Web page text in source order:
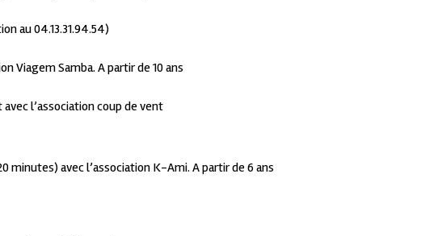
au 04.13.31.94.54)
Viagem Samba. A partir de 10 ans
l’association coup de vent
minutes) avec l’association K-Ami. A partir de 6 ans